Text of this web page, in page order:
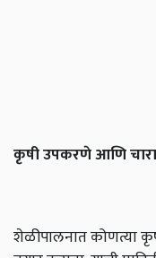
कृषीउपकरणेआणिचारा
शेळीपालनात कोणत्या